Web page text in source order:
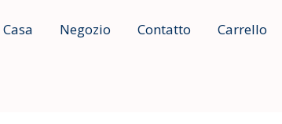
Casa Negozio Contatto Carrello